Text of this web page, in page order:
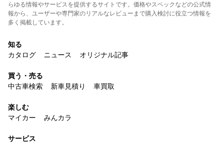
らゆる情報やサービスを提供するサイトです。価格やスペックなどの公式情
報から、ユーザーや専門家のリアルなレビューまで購入検討に役立つ情報を
多く掲載しています。
知る
カタログ
ニュース オリジナル記事
買う・売る
中古車検索
新車見積り 車買取
楽しむ
マイカー
みんカラ
サービス